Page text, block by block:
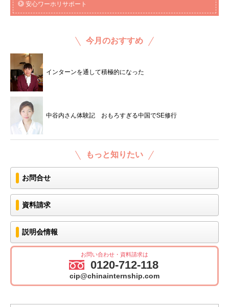
安心ワーホリサポート
今月のおすすめ
インターンを通して積極的になった
中谷内さん体験記 おもろすぎる中国でSE修行
もっと知りたい
お問合せ
資料請求
説明会情報
お問い合わせ・資料請求は
0120-712-118
cip@chinainternship.com